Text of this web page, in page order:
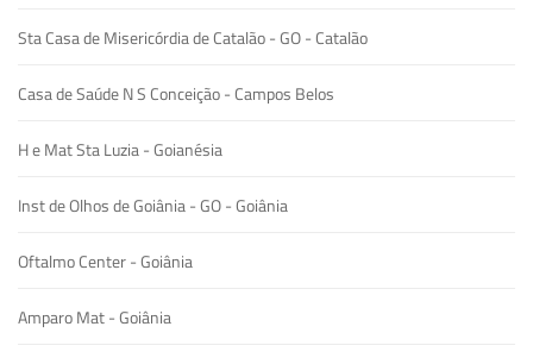
Sta Casa de Misericórdia de Catalão - GO - Catalão
Casa de Saúde N S Conceição - Campos Belos
H e Mat Sta Luzia - Goianésia
Inst de Olhos de Goiânia - GO - Goiânia
Oftalmo Center - Goiânia
Amparo Mat - Goiânia